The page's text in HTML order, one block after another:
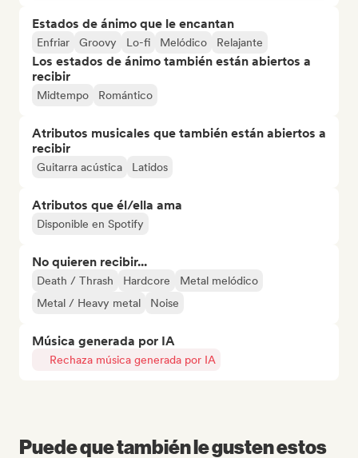
Estados de ánimo que le encantan
Enfriar Groovy Lo-fi Melódico Relajante
Los estados de ánimo también están abiertos a
recibir
Midtempo Romántico
Atributos musicales que también están abiertos a
recibir
Guitarra acústica Latidos
Atributos que él/ella ama
Disponible en Spotify
No quieren recibir...
Death / Thrash Hardcore
Metal melódico
Metal / Heavy metal
Noise
Música generada por IA
Rechaza música generada por IA
Puede que también le gusten estos